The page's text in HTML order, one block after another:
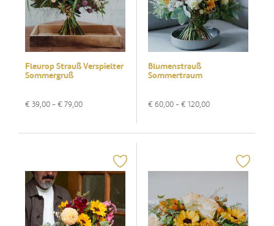
Fleurop Strauß Verspielter
Sommergruß
€ 39,00 - € 79,00
Blumenstrauß
Sommertraum
€ 60,00 - € 120,00